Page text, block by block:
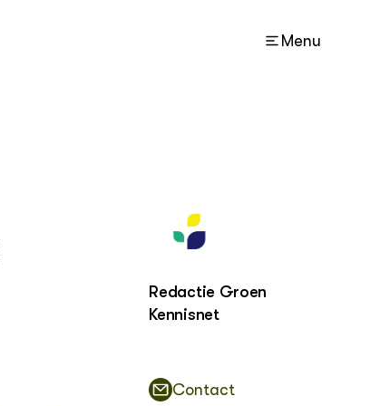
Menu
Redactie Groen
Kennisnet
Contact